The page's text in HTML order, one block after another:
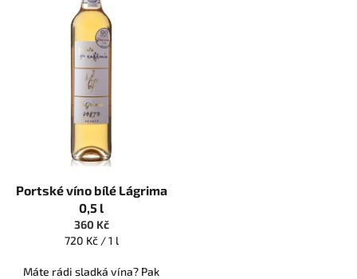
Portské víno bílé Lágrima
0,5 l
360 Kč
Měrná
720 Kč / 1 l
Máte rádi sladká vína? Pak